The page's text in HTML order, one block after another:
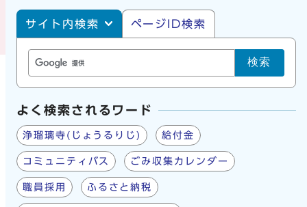
サイト内・ページID検索
サイト内検索 ページID検索
検索
よく検索されるワード
浄瑠璃寺(じょうるりじ) 給付金
コミュニティバス ごみ収集カレンダー
職員採用 ふるさと納税